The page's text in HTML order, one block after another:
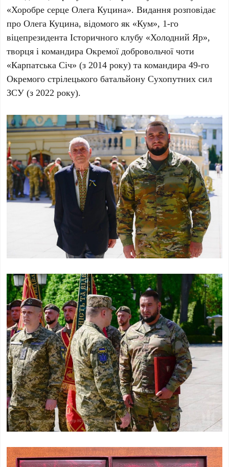
«Хоробре серце Олега Куцина». Видання розповідає
проОлега Куцина, відомого як «Кум», 1-го
віцепрезидента Історичного клубу «Холодний Яр»,
творця і командира Окремої добровольчої чоти
«Карпатська Січ» (з2014 року) та командира 49-го
Окремого стрілецького батальйону Сухопутних сил
ЗСУ (з2022 року).